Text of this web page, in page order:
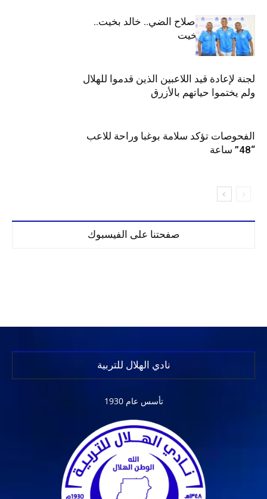
الهلال يعيد قيد صلاح الضي.. خالد بخيت..
جوليت وعمر بخيت
لجنة لإعادة قيد اللاعبين الذين قدموا للهلال
ولم يختموا حياتهم بالأزرق
الفحوصات تؤكد سلامة بوغبا وراحة للاعب
“48” ساعة
صفحتنا على الفيسبوك
نادي الهلال للتربية
تأسس عام 1930